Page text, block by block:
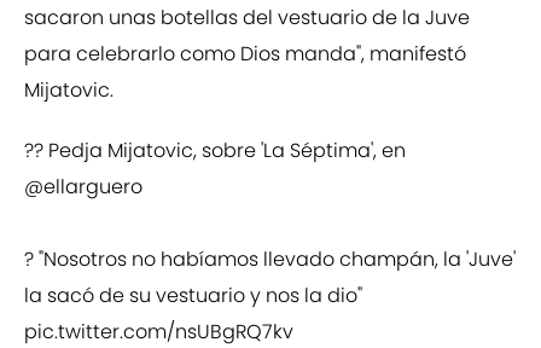
sacaron unas botellas del vestuario de la Juve
para celebrarlo como Dios manda", manifestó
Mijatovic.
?️? Pedja Mijatovic, sobre 'La Séptima', en
@ellarguero
?️ "Nosotros no habíamos llevado champán, la 'Juve'
la sacó de su vestuario y nos la dio"
pic.twitter.com/nsUBgRQ7kv